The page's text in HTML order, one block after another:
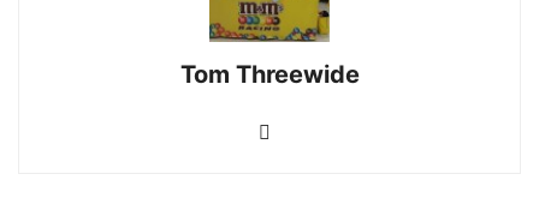
Tom Threewide